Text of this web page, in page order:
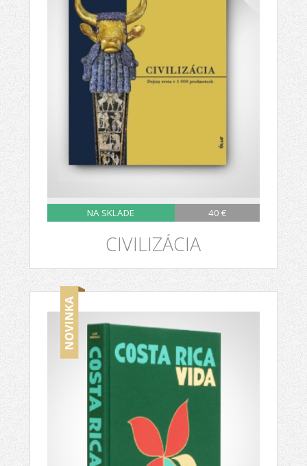
NA SKLADE 40 €
CIVILIZÁCIA